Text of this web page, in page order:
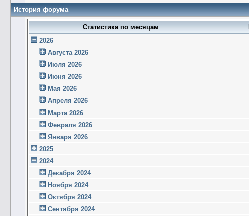
История форума
Статистика по месяцам
2026
Августа 2026
Июля 2026
Июня 2026
Мая 2026
Апреля 2026
Марта 2026
Февраля 2026
Января 2026
2025
2024
Декабря 2024
Ноября 2024
Октября 2024
Сентября 2024